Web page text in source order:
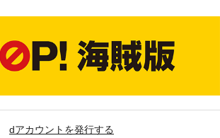
dアカウントを発行する